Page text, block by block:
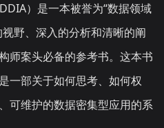
）是一本被誉为“数据领域
野、深入的分析和清晰的阐
师案头必备的参考书。这本书
一部关于如何思考、如何权
可维护的数据密集型应用的系